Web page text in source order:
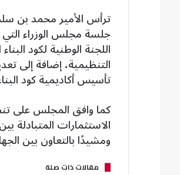
ترأس الأمير محمد بن
جلسة مجلس الوزراء
اللجنة الوطنية لكود
التنظيمية، إضافة إلى
تأسيس أكاديمية كود
كما وافق المجلس على
الاستثمارات المتبادلة
ومشيدًا بالتعاون بين
مقالات ذات صلة